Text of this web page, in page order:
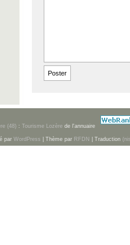
(48) : Tourisme Lozère de l'annuaire
par WordPress | Thème par RFDN | Traduction